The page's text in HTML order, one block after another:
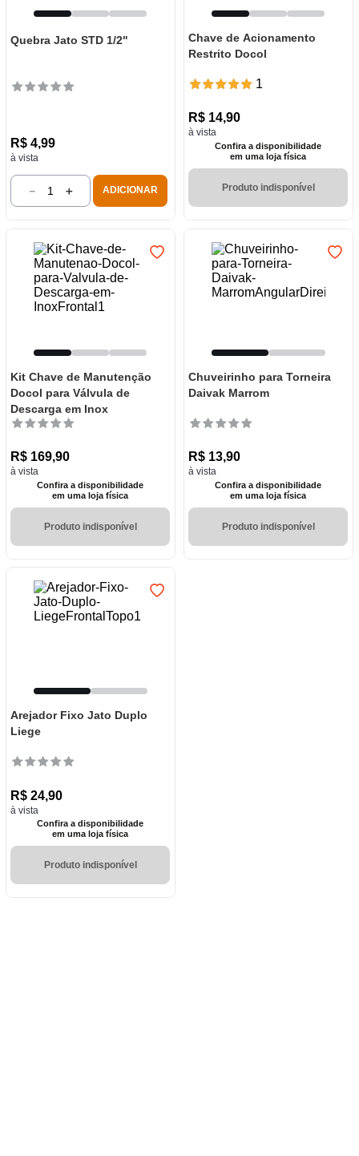
Quebra Jato STD 1/2"
R$ 4,99
à vista
＋
－ ADICIONAR
Chave de Acionamento
Restrito Docol
1
R$ 14,90
à vista
Confira a disponibilidade
em uma loja física
Produto indisponível
Kit Chave de Manutenção
Docol para Válvula de
Descarga em Inox
R$ 169,90
à vista
Confira a disponibilidade
em uma loja física
Produto indisponível
Chuveirinho para Torneira
Daivak Marrom
R$ 13,90
à vista
Confira a disponibilidade
em uma loja física
Produto indisponível
Arejador Fixo Jato Duplo
Liege
R$ 24,90
à vista
Confira a disponibilidade
em uma loja física
Produto indisponível